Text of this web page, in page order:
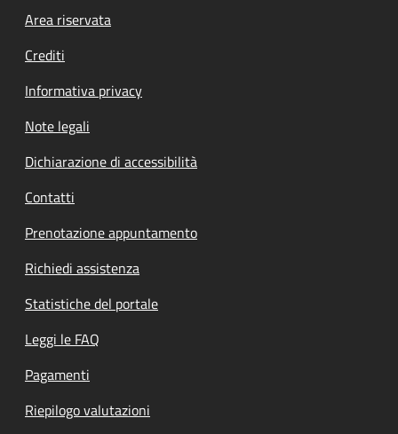
Footer menu
Area riservata
Crediti
Informativa privacy
Note legali
Dichiarazione di accessibilità
Contatti
Prenotazione appuntamento
Richiedi assistenza
Statistiche del portale
Leggi le FAQ
Pagamenti
Riepilogo valutazioni